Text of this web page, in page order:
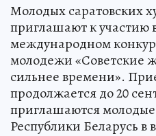
Молодых саратовских
приглашают к участию
международном
молодежи «Советские
сильнее времени».
продолжается до 20
приглашаются
Республики Беларусь в